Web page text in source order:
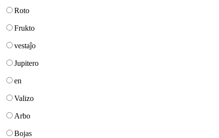
Roto
Frukto
vestaĵo
Jupitero
en
Valizo
Arbo
Bojas